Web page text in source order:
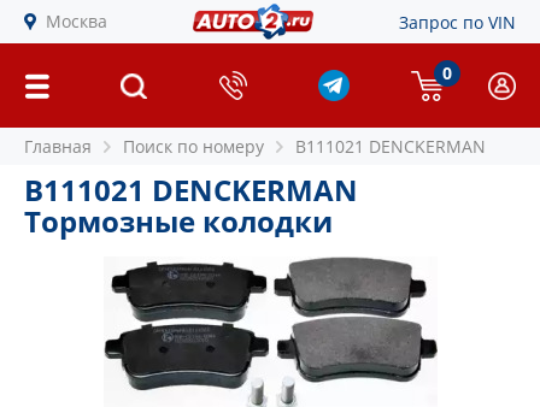
Москва Запрос по VIN
0
Главная Поиск по номеру B111021 DENCKERMAN
B111021 DENCKERMAN
Тормозные колодки